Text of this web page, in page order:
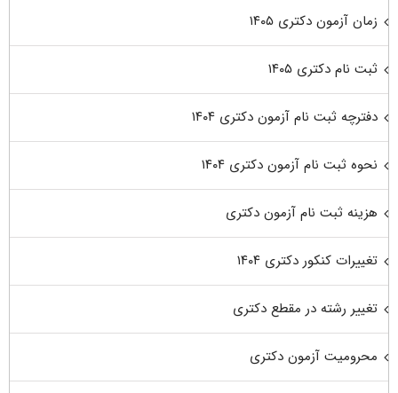
زمان آزمون دکتری ۱۴۰۵
ثبت نام دکتری ۱۴۰۵
دفترچه ثبت نام آزمون دکتری ۱۴۰۴
نحوه ثبت نام آزمون دکتری ۱۴۰۴
هزینه ثبت نام آزمون دکتری
تغییرات کنکور دکتری ۱۴۰۴
تغییر رشته در مقطع دکتری
محرومیت آزمون دکتری